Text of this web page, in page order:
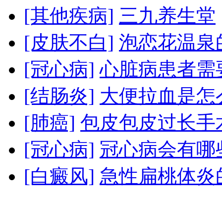
[其他疾病] 三九养生堂
[皮肤不白] 泡恋花温泉
[冠心病] 心脏病患者
[结肠炎] 大便拉血是怎
[肺癌] 包皮包皮过长手
[冠心病] 冠心病会有
[白癜风] 急性扁桃体